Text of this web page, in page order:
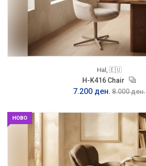
Hal, 🇪🇺
H-K416 Chair
7.200 ден. 8.000 ден.
НОВО